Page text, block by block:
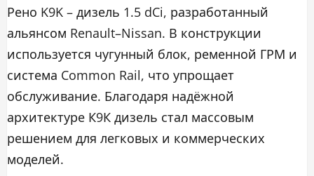
Рено K9K – дизель 1.5 dCi, разработанный
альянсом Renault–Nissan. В конструкции
используется чугунный блок, ременной ГРМ и
система Common Rail, что упрощает
обслуживание. Благодаря надёжной
архитектуре К9К дизель стал массовым
решением для легковых и коммерческих
моделей.